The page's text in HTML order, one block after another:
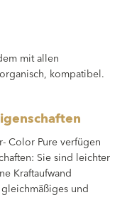
mit allen
kompatibel.
Color Pure verfügen
Sie sind leichter
Kraftaufwand
und